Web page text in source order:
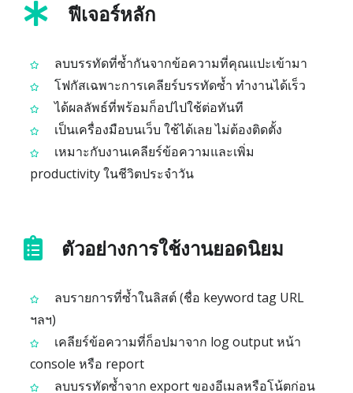
ฟีเจอร์หลัก
ลบบรรทัดที่ซ้ำกันจากข้อความที่คุณแปะเข้ามา
โฟกัสเฉพาะการเคลียร์บรรทัดซ้ำ ทำงานได้เร็ว
ได้ผลลัพธ์ที่พร้อมก็อปไปใช้ต่อทันที
เป็นเครื่องมือบนเว็บ ใช้ได้เลย ไม่ต้องติดตั้ง
เหมาะกับงานเคลียร์ข้อความและเพิ่ม
productivity ในชีวิตประจำวัน
ตัวอย่างการใช้งานยอดนิยม
ลบรายการที่ซ้ำในลิสต์ (ชื่อ keyword tag URL
ฯลฯ)
เคลียร์ข้อความที่ก็อปมาจาก log output หน้า
console หรือ report
ลบบรรทัดซ้ำจาก export ของอีเมลหรือโน้ตก่อน